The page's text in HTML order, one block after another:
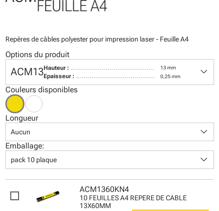
FEUILLE A4
Repères de câbles polyester pour impression laser - Feuille A4
Options du produit
ACM13Hauteur : 13 mm
Epaisseur : 0,25 mm keyboard_arrow_down
Couleurs disponibles
Longueur
Aucun keyboard_arrow_down
Emballage:
pack 10 plaque keyboard_arrow_down
ACM1360KN4
10 FEUILLES A4 REPERE DE CABLE
13X60MM